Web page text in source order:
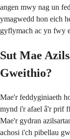
angen mwy nag un
ymagwedd hon eich
gyflymach ac yn fwy
Sut Mae
Gweithio?
Mae'r feddyginiaeth
mynd i'r afael â'r prif
Mae'r gydran
achosi i'ch pibellau